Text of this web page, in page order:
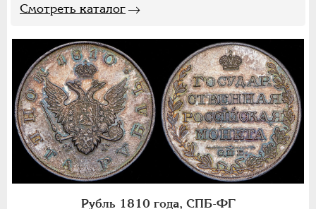
Смотреть каталог
Рубль 1810 года, СПБ-ФГ